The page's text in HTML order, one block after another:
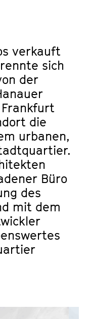
verkauft
sich
der
die
urbanen,
Büro
des
mit dem